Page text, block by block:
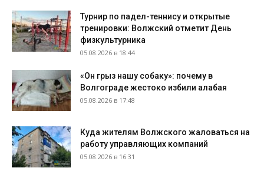
Турнир по падел-теннису и открытые
тренировки: Волжский отметит День
физкультурника
05.08.2026 в 18:44
«Он грыз нашу собаку»: почему в
Волгограде жестоко избили алабая
05.08.2026 в 17:48
Куда жителям Волжского жаловаться на
работу управляющих компаний
05.08.2026 в 16:31